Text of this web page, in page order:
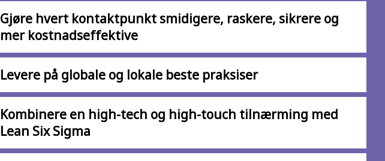
Gjøre hvert kontaktpunkt smidigere, raskere, sikrere og
mer kostnadseffektive
Levere på globale og lokale beste praksiser
Kombinere en high-tech og high-touch tilnærming med
Lean Six Sigma